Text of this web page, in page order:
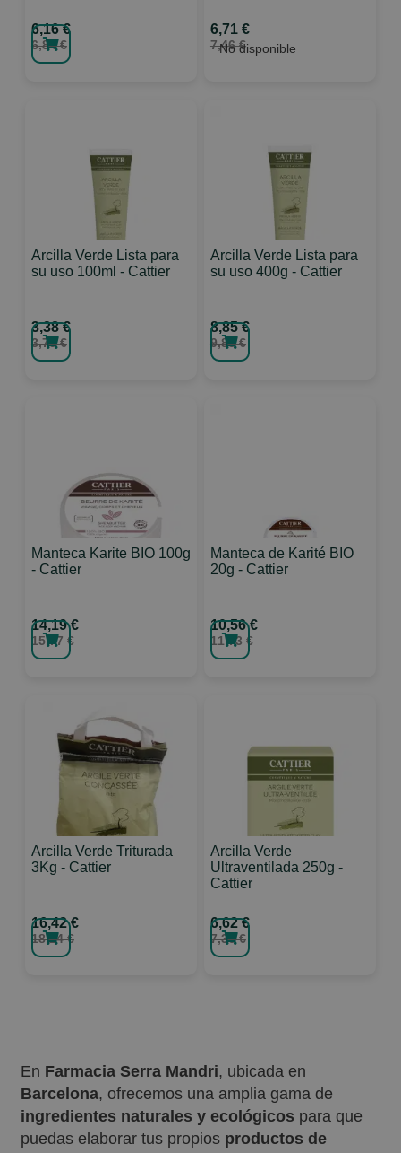
6,16 €
6,84 €
6,71 €
7,46 €
No disponible
Arcilla Verde Lista para
su uso 100ml - Cattier
3,38 €
3,75 €
Arcilla Verde Lista para
su uso 400g - Cattier
8,85 €
9,83 €
Manteca Karite BIO 100g
- Cattier
14,19 €
15,77 €
Manteca de Karité BIO
20g - Cattier
10,56 €
11,73 €
Arcilla Verde Triturada
3Kg - Cattier
16,42 €
18,24 €
Arcilla Verde
Ultraventilada 250g -
Cattier
6,62 €
7,36 €
En Farmacia Serra Mandri, ubicada en
Barcelona, ofrecemos una amplia gama de
ingredientes naturales y ecológicos para que
puedas elaborar tus propios productos de